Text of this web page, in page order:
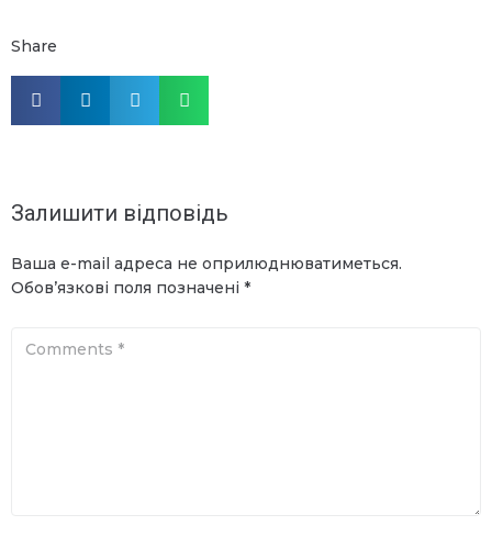
Share
Залишити відповідь
Ваша e-mail адреса не оприлюднюватиметься.
Обов’язкові поля позначені *